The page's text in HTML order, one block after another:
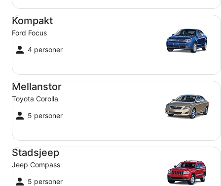
Kompakt
Ford Focus
4 personer
Kompakt Ford Focus
Mellanstor
Toyota Corolla
5 personer
Mellanstor Toyota Corolla
Stadsjeep
Jeep Compass
5 personer
Stadsjeep Jeep Compass